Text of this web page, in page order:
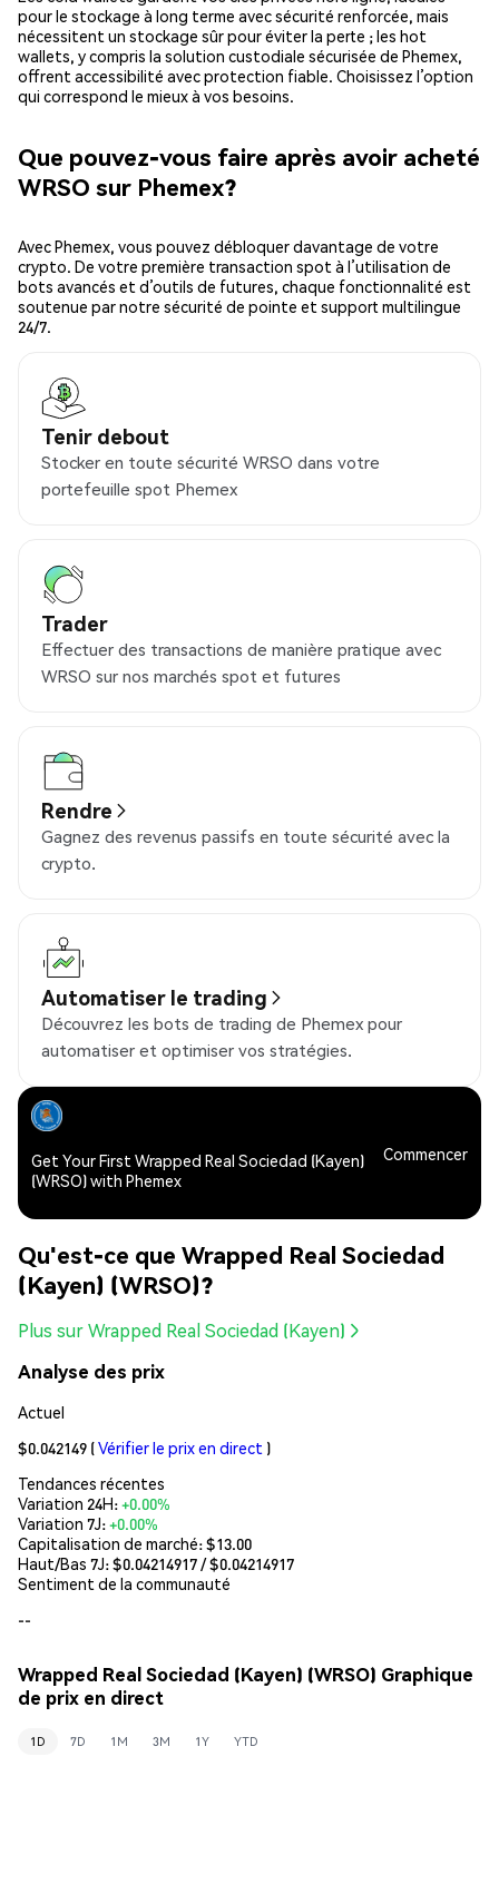
pour le stockage à long terme avec sécurité renforcée, mais
nécessitent un stockage sûr pour éviter la perte ; les hot
wallets, y compris la solution custodiale sécurisée de Phemex,
offrent accessibilité avec protection fiable. Choisissez l’option
qui correspond le mieux à vos besoins.
Que pouvez-vous faire après avoir acheté
WRSO sur Phemex?
Avec Phemex, vous pouvez débloquer davantage de votre
crypto. De votre première transaction spot à l’utilisation de
bots avancés et d’outils de futures, chaque fonctionnalité est
soutenue par notre sécurité de pointe et support multilingue
24/7.
Tenir debout
Stocker en toute sécurité WRSO dans votre
portefeuille spot Phemex
Trader
Effectuer des transactions de manière pratique avec
WRSO sur nos marchés spot et futures
Rendre
Gagnez des revenus passifs en toute sécurité avec la
crypto.
Automatiser le trading
Découvrez les bots de trading de Phemex pour
automatiser et optimiser vos stratégies.
Get Your First Wrapped Real Sociedad (Kayen)
(WRSO) with Phemex
Commencer
Qu'est-ce que Wrapped Real Sociedad
(Kayen) (WRSO)?
Plus sur Wrapped Real Sociedad (Kayen)
Analyse des prix
Actuel
$0.042149 (Vérifier le prix en direct )
Tendances récentes
Variation 24H:+0.00%
Variation 7J:+0.00%
Capitalisation de marché:$13.00
Haut/Bas 7J: $0.04214917/ $0.04214917
Sentiment de la communauté
--
Wrapped Real Sociedad (Kayen) (WRSO) Graphique
de prix en direct
1D 7D 1M 3M 1Y YTD